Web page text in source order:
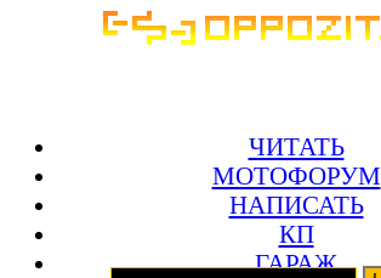
ЧИТАТЬ
МОТОФОРУМ
НАПИСАТЬ
КП
ГАРАЖ